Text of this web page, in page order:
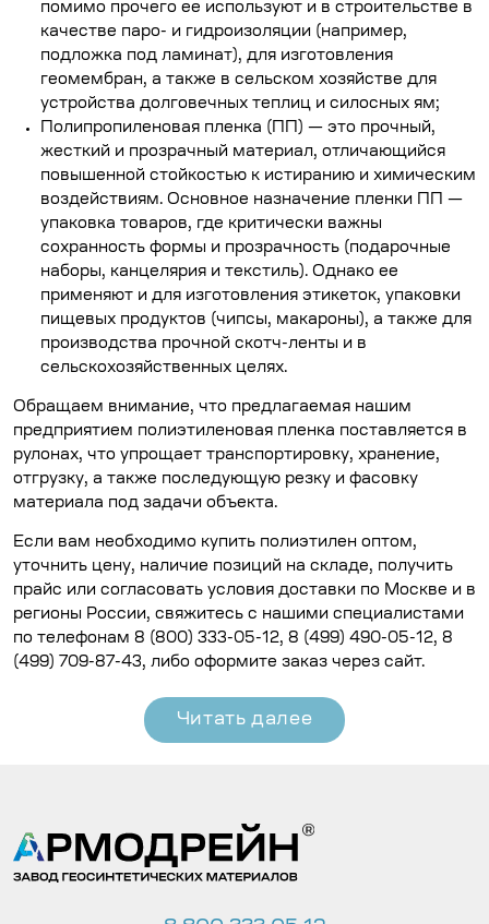
помимо прочего ее используют и в строительстве в
качестве паро- и гидроизоляции (например,
подложка под ламинат), для изготовления
геомембран, а также в сельском хозяйстве для
устройства долговечных теплиц и силосных ям;
Полипропиленовая пленка (ПП) — это прочный,
жесткий и прозрачный материал, отличающийся
повышенной стойкостью к истиранию и химическим
воздействиям. Основное назначение пленки ПП —
упаковка товаров, где критически важны
сохранность формы и прозрачность (подарочные
наборы, канцелярия и текстиль). Однако ее
применяют и для изготовления этикеток, упаковки
пищевых продуктов (чипсы, макароны), а также для
производства прочной скотч-ленты и в
сельскохозяйственных целях.
Обращаем внимание, что предлагаемая нашим
предприятием полиэтиленовая пленка поставляется в
рулонах, что упрощает транспортировку, хранение,
отгрузку, а также последующую резку и фасовку
материала под задачи объекта.
Если вам необходимо купить полиэтилен оптом,
уточнить цену, наличие позиций на складе, получить
прайс или согласовать условия доставки по Москве и в
регионы России, свяжитесь с нашими специалистами
по телефонам 8 (800) 333-05-12, 8 (499) 490-05-12, 8
(499) 709-87-43, либо оформите заказ через сайт.
Читать далее